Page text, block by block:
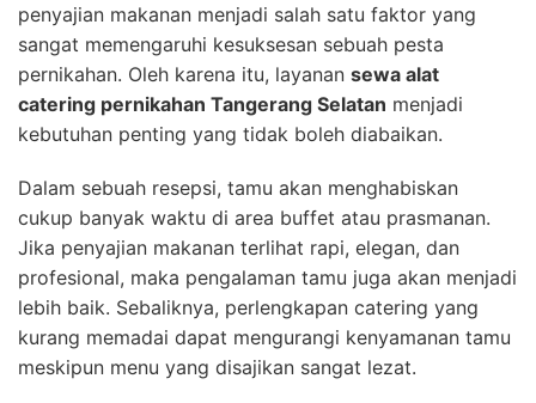
penyajian makanan menjadi salah satu faktor yang
sangat memengaruhi kesuksesan sebuah pesta
pernikahan. Oleh karena itu, layanan sewa alat
catering pernikahan Tangerang Selatan menjadi
kebutuhan penting yang tidak boleh diabaikan.
Dalam sebuah resepsi, tamu akan menghabiskan
cukup banyak waktu di area buffet atau prasmanan.
Jika penyajian makanan terlihat rapi, elegan, dan
profesional, maka pengalaman tamu juga akan menjadi
lebih baik. Sebaliknya, perlengkapan catering yang
kurang memadai dapat mengurangi kenyamanan tamu
meskipun menu yang disajikan sangat lezat.